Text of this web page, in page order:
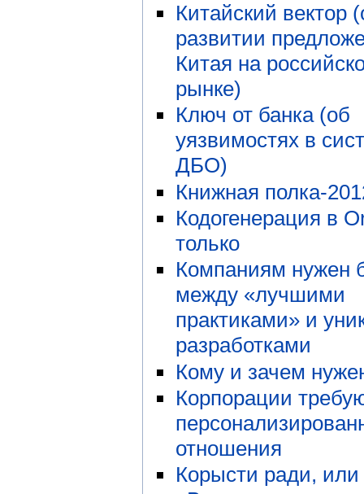
Китайский вектор
развитии
Китая на
рынке)
Ключ от банка (об
уязвимостях в
ДБО)
Книжная полка-
Кодогенерация в
только
Компаниям нужен
между «лучшими
практиками» и
разработками
Кому и зачем
Корпорации
отношения
Корысти ради, или